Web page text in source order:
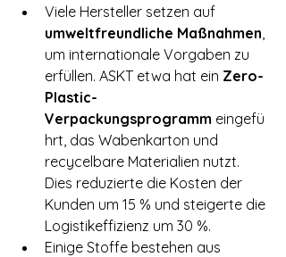
Viele Hersteller setzen auf
umweltfreundliche Maßnahmen
um internationale Vorgaben zu
erfüllen. ASKT etwa hat ein Zero-
Plastic-
Verpackungsprogramm eingefü
hrt, das Wabenkarton und
recycelbare Materialien nutzt.
Dies reduzierte die Kosten der
Kunden um 15 % und steigerte die
Logistikeffizienz um 30 %.
Einige Stoffe bestehen aus